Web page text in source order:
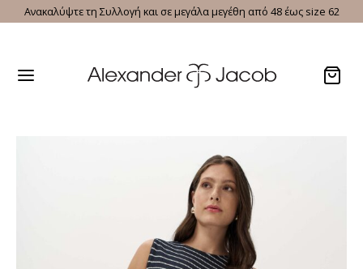
Ανακαλύψτε τη Συλλογή και σε μεγάλα μεγέθη από 48 έως size 62